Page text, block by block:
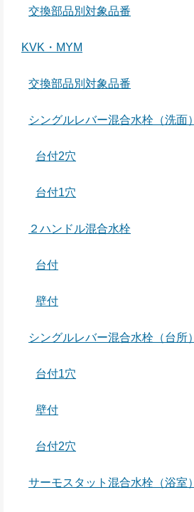
交換部品別対象品番
KVK・MYM
交換部品別対象品番
シングルレバー混合水栓（洗面）
台付2穴
台付1穴
２ハンドル混合水栓
台付
壁付
シングルレバー混合水栓（台所）
台付1穴
壁付
台付2穴
サーモスタット混合水栓（浴室）